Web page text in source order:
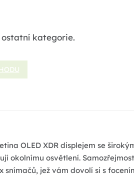
kategorie.
OLED XDR displejem se
okolnímu osvětlení.
jež vám dovolí si s